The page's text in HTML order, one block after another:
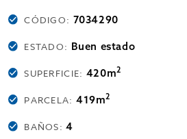
CÓDIGO: 7034290
ESTADO: Buen estado
SUPERFICIE: 420m2
PARCELA: 419m2
BAÑOS:4